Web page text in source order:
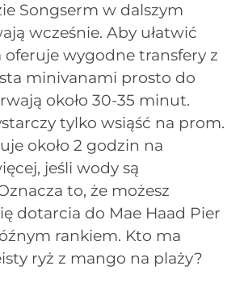
Songserm w dalszym
wcześnie. Aby ułatwić
wygodne transfery z
minivanami prosto do
około 30-35 minut.
tylko wsiąść na prom.
około 2 godzin na
jeśli wody są
to, że możesz
dotarcia do Mae Haad Pier
rankiem. Kto ma
ryż z mango na plaży?